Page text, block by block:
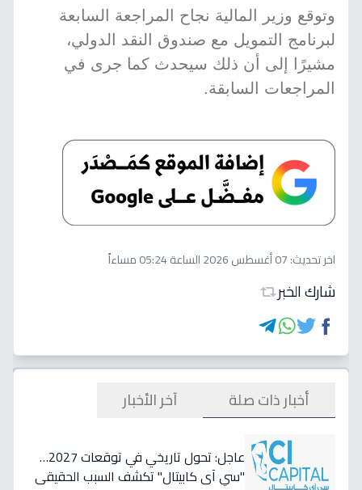
وتوقع وزير المالية نجاح المراجعة السابعة
لبرنامج التمويل مع صندوق النقد الدولي،
مشيرًا إلى أن ذلك سيحدث كما جرى في
المراجعات السابقة.
اخر تحديث:07 أغسطس 2026 الساعة 05:24 مساءاً
شارك الخبر
أخبار ذات صلة آخر الأخبار
عاجل: تحول تاريخي في توقعات 2027…
"سي آي كابيتال" تكشف السبب الحقيقي